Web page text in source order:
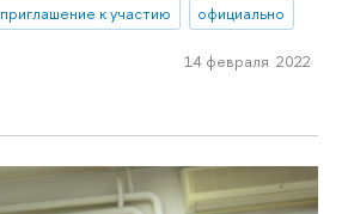
приглашение к участию официально
14 февраля 2022